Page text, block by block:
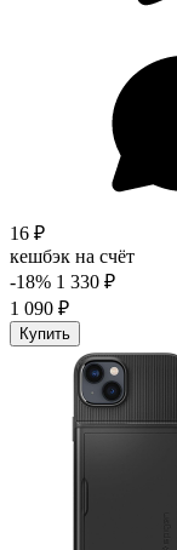
16 ₽
кешбэк на счёт
-18% 1 330 ₽
1 090 ₽
Купить